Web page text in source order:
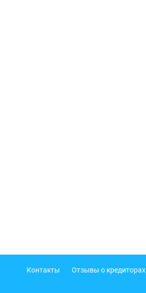
Подвал
Контакты Отзывы о кредиторах